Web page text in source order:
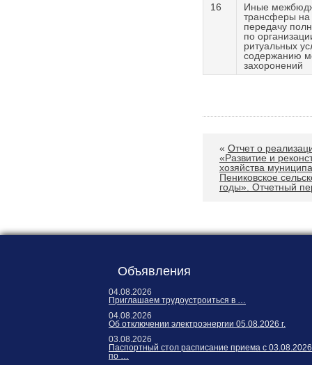
16
Иные
трансферы на
передачу
по
ритуальных
содержанию
захоронений
« Отчет о
«Развитие и
хозяйства
Пениковское
годы». Отчетный
Объявления
04.08.2026
Приглашаем трудоустроиться в …
04.08.2026
Об отключении электроэнергии 05.08.2026 г.
03.08.2026
Паспортный стол расписание приема с 03.08.2026
по …